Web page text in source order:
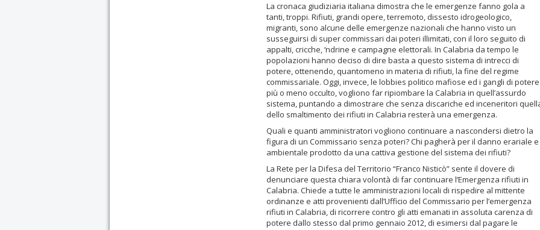
La cronaca giudiziaria italiana dimostra che le emergenze fanno gola a
tanti, troppi. Rifiuti, grandi opere, terremoto, dissesto idrogeologico,
migranti, sono alcune delle emergenze nazionali che hanno visto un
susseguirsi di super commissari dai poteri illimitati, con il loro seguito di
appalti, cricche, ‘ndrine e campagne elettorali. In Calabria da tempo le
popolazioni hanno deciso di dire basta a questo sistema di intrecci di
potere, ottenendo, quantomeno in materia di rifiuti, la fine del regime
commissariale. Oggi, invece, le lobbies politico mafiose ed i gangli di potere
più o meno occulto, vogliono far ripiombare la Calabria in quell’assurdo
sistema, puntando a dimostrare che senza discariche ed inceneritori
dello smaltimento dei rifiuti in Calabria resterà una emergenza.
Quali e quanti amministratori vogliono continuare a nascondersi dietro la
figura di un Commissario senza poteri? Chi pagherà per il danno erariale e
ambientale prodotto da una cattiva gestione del sistema dei rifiuti?
La Rete per la Difesa del Territorio “Franco Nisticò” sente il dovere di
denunciare questa chiara volontà di far continuare l’Emergenza rifiuti in
Calabria. Chiede a tutte le amministrazioni locali di rispedire al mittente
ordinanze e atti provenienti dall’Ufficio del Commissario per l’emergenza
rifiuti in Calabria, di ricorrere contro gli atti emanati in assoluta carenza di
potere dallo stesso dal primo gennaio 2012, di esimersi dal pagare le